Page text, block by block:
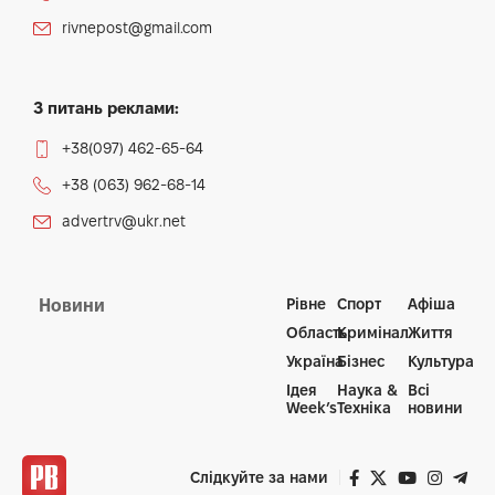
rivnepost@gmail.com
З питань реклами:
+38(097) 462-65-64
+38 (063) 962-68-14
advertrv@ukr.net
Новини
Рівне
Область
Україна
Ідея
Week’s
Спорт
Кримінал
Бізнес
Наука &
Техніка
Афіша
Життя
Культура
Всі
новини
Слідкуйте за нами